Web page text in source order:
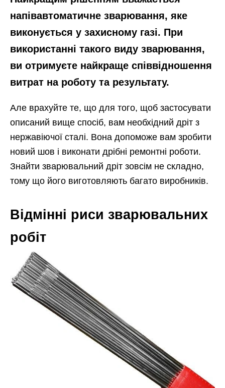
напівавтоматичне зварювання, яке
виконується у захисному газі. При
використанні такого виду зварювання,
ви отримуєте найкраще співвідношення
витрат на роботу та результату.
Але врахуйте те, що для того, щоб застосувати
описаний вище спосіб, вам необхідний дріт з
нержавіючої сталі. Вона допоможе вам зробити
новий шов і виконати дрібні ремонтні роботи.
Знайти зварювальний дріт зовсім не складно,
тому що його виготовляють багато виробників.
Відмінні риси зварювальних
робіт